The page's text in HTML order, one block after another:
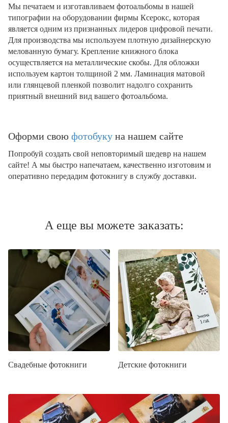
Мы печатаем и изготавливаем фотоальбомы в нашей
типографии на оборудовании фирмы Ксерокс, которая
является одним из признанных лидеров цифровой печати.
Для производства мы используем плотную дизайнерскую
мелованную бумагу. Крепление книжного блока
осуществляется на металлические скобы. Для обложки
используем картон толщиной 2 мм. Ламинация матовой
или глянцевой пленкой позволит надолго сохранить
приятный внешний вид вашего фотоальбома.
Оформи свою фотобуку на нашем сайте
Попробуй создать свой неповторимый шедевр на нашем
сайте! А мы быстро напечатаем, качественно изготовим и
оперативно передадим фотокнигу в службу доставки.
А еще вы можете заказать:
Свадебные фотокниги Детские фотокниги